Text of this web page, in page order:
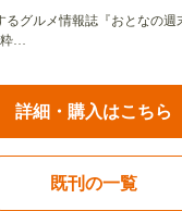
グルメ情報誌『おとなの週
…
詳細・購入はこちら
既刊の一覧